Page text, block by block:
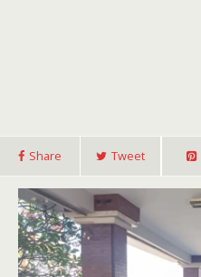
Share Tweet